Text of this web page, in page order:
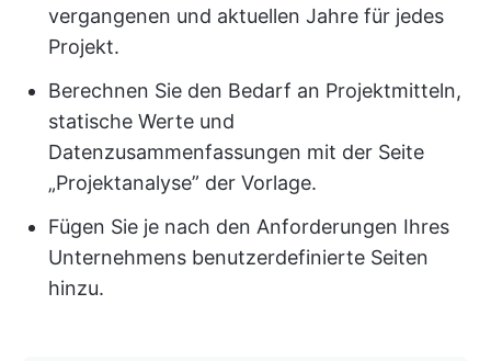
vergangenen und aktuellen Jahre für jedes
Projekt.
Berechnen Sie den Bedarf an Projektmitteln,
statische Werte und
Datenzusammenfassungen mit der Seite
„Projektanalyse” der Vorlage.
Fügen Sie je nach den Anforderungen Ihres
Unternehmens benutzerdefinierte Seiten
hinzu.